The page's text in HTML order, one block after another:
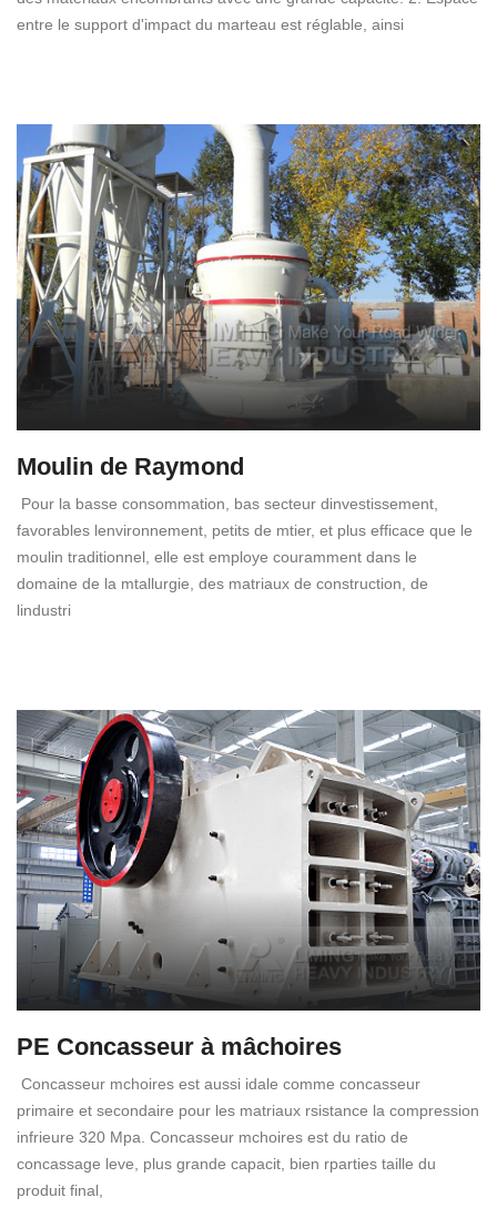
entre le support d'impact du marteau est réglable, ainsi
Moulin de Raymond
Pour la basse consommation, bas secteur dinvestissement,
favorables lenvironnement, petits de mtier, et plus efficace que le
moulin traditionnel, elle est employe couramment dans le
domaine de la mtallurgie, des matriaux de construction, de
lindustri
PE Concasseur à mâchoires
Concasseur mchoires est aussi idale comme concasseur
primaire et secondaire pour les matriaux rsistance la compression
infrieure 320 Mpa. Concasseur mchoires est du ratio de
concassage leve, plus grande capacit, bien rparties taille du
produit final,